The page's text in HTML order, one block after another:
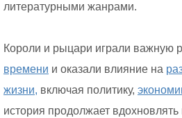
литературными жанрами.
Короли и рыцари играли важную
времени и оказали влияние на
жизни, включая политику,
история продолжает